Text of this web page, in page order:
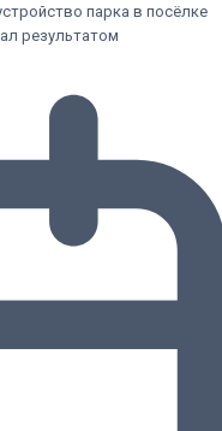
парка в посёлке
результатом